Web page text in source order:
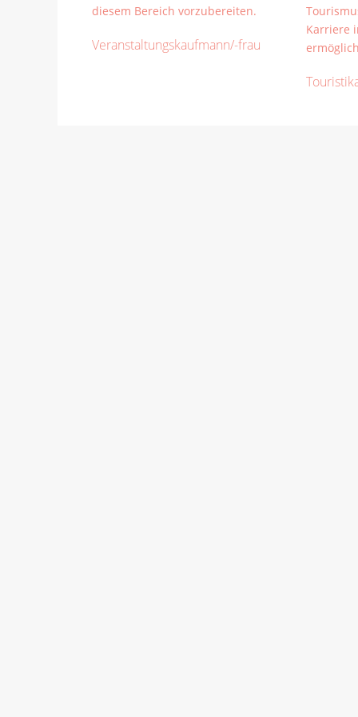
Veranstaltungskaufmann/-frau